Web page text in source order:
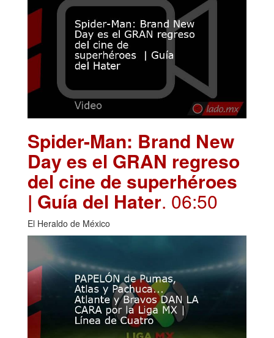
Spider-Man: Brand New
Day es el GRAN regreso
del cine de superhéroes
| Guía del Hater. 06:50
El Heraldo de México